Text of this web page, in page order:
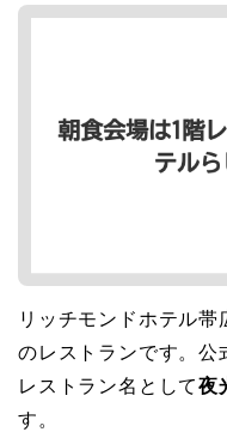
リッチモンドホテル
のレストランです。公
レストラン名として夜
す。